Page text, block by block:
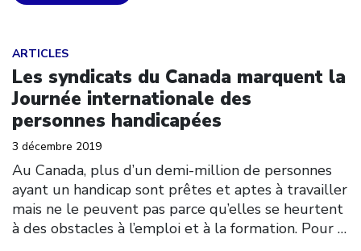
ARTICLES
Les syndicats du Canada marquent la
Journée internationale des
personnes handicapées
3 décembre 2019
Au Canada, plus d’un demi-million de personnes
ayant un handicap sont prêtes et aptes à travailler
mais ne le peuvent pas parce qu’elles se heurtent
à des obstacles à l’emploi et à la formation. Pour …